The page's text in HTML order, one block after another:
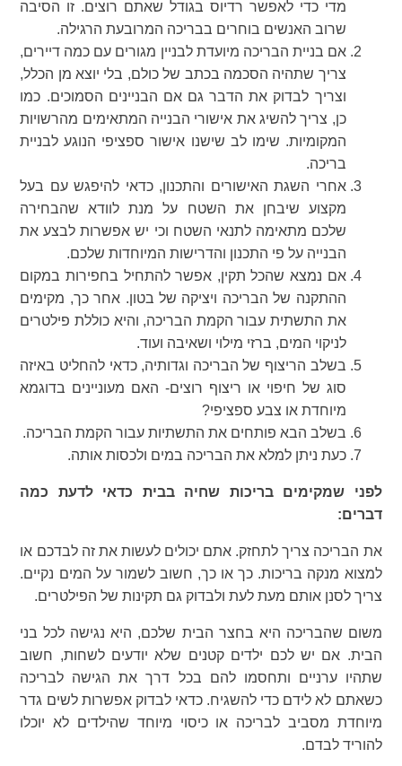
מדי כדי לאפשר רדיוס בגודל שאתם רוצים. זו הסיבה
שרוב האנשים בוחרים בבריכה המרובעת הרגילה.
אם בניית הבריכה מיועדת לבניין מגורים עם כמה דיירים,
צריך שתהיה הסכמה בכתב של כולם, בלי יוצא מן הכלל,
וצריך לבדוק את הדבר גם אם הבניינים הסמוכים. כמו
כן, צריך להשיג את אישורי הבנייה המתאימים מהרשויות
המקומיות. שימו לב שישנו אישור ספציפי הנוגע לבניית
בריכה.
אחרי השגת האישורים והתכנון, כדאי להיפגש עם בעל
מקצוע שיבחן את השטח על מנת לוודא שהבחירה
שלכם מתאימה לתנאי השטח וכי יש אפשרות לבצע את
הבנייה על פי התכנון והדרישות המיוחדות שלכם.
אם נמצא שהכל תקין, אפשר להתחיל בחפירות במקום
ההתקנה של הבריכה ויציקה של בטון. אחר כך, מקימים
את התשתית עבור הקמת הבריכה, והיא כוללת פילטרים
לניקוי המים, ברזי מילוי ושאיבה ועוד.
בשלב הריצוף של הבריכה וגדותיה, כדאי להחליט באיזה
סוג של חיפוי או ריצוף רוצים- האם מעוניינים בדוגמא
מיוחדת או צבע ספציפי?
בשלב הבא פותחים את התשתיות עבור הקמת הבריכה.
כעת ניתן למלא את הבריכה במים ולכסות אותה.
לפני שמקימים בריכות שחיה בבית כדאי לדעת כמה
דברים:
את הבריכה צריך לתחזק. אתם יכולים לעשות את זה לבדכם או
למצוא מנקה בריכות. כך או כך, חשוב לשמור על המים נקיים.
צריך לסנן אותם מעת לעת ולבדוק גם תקינות של הפילטרים.
משום שהבריכה היא בחצר הבית שלכם, היא נגישה לכל בני
הבית. אם יש לכם ילדים קטנים שלא יודעים לשחות, חשוב
שתהיו ערניים ותחסמו להם בכל דרך את הגישה לבריכה
כשאתם לא לידם כדי להשגיח. כדאי לבדוק אפשרות לשים גדר
מיוחדת מסביב לבריכה או כיסוי מיוחד שהילדים לא יוכלו
להוריד לבדם.